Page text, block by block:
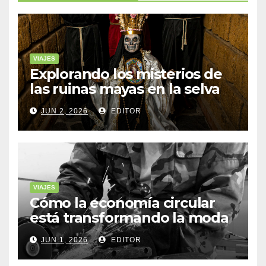
VIAJES
Explorando los misterios de
las ruinas mayas en la selva
de Yucatán
JUN 2, 2026 EDITOR
VIAJES
Cómo la economía circular
está transformando la moda
sostenible
JUN 1, 2026 EDITOR